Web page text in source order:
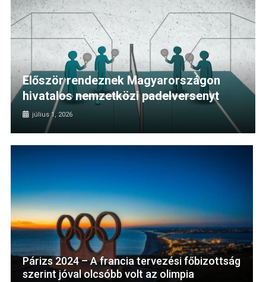
Először rendeznek Magyarországon
hivatalos nemzetközi padelversenyt
július 1, 2026
Párizs 2024 – A francia tervezési főbizottság
szerint jóval olcsóbb volt az olimpia